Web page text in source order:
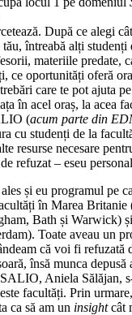
După ce alegi
întreabă alți studenți
materiile predate,
ce oportunități oferă
care te pot ajuta
în acel oraș, la acea
(acum parte din
cu studenți de la
resurse necesare
refuzat – eseu
și eu programul pe
în Marea Britanie
Bath și Warwick)
Toate aveau un
că voi fi refuzată
însă munca
Aniela Sălăjan,
facultăți. Prin
ca să am un insightcât